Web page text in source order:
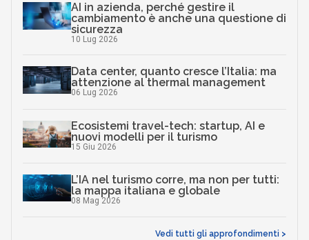
AI in azienda, perché gestire il
cambiamento è anche una questione di
sicurezza
10 Lug 2026
Data center, quanto cresce l’Italia: ma
attenzione al thermal management
06 Lug 2026
Ecosistemi travel-tech: startup, AI e
nuovi modelli per il turismo
15 Giu 2026
L’IA nel turismo corre, ma non per tutti:
la mappa italiana e globale
08 Mag 2026
Vedi tutti gli approfondimenti >